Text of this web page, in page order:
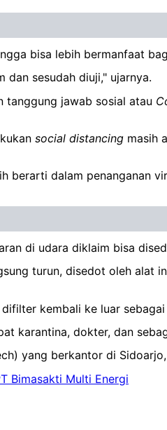
bisa lebih bermanfaat
dan sesudah diuji," ujarnya.
tanggung jawab sosial atau
social distancing masih
dalam penanganan
di udara diklaim bisa
turun, disedot oleh alat
kembali ke luar
karantina, dokter, dan
yang berkantor di
Bimasakti Multi Energi